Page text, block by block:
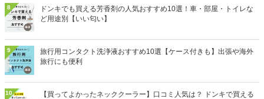
8
ドンキでも買える芳香剤の人気おすすめ10選！車・部屋・トイレな
ど用途別【いい匂い】
9
旅行用コンタクト洗浄液おすすめ10選【ケース付きも】出張や海外
旅行にも便利
10
【買ってよかったネッククーラー】口コミ人気は？ ドンキで買える